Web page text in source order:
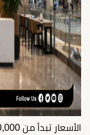
الأسعار تبدأ من